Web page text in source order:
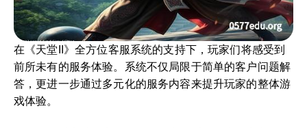
在《天堂II》全方位客服系统的支持下，玩家们将感受到
前所未有的服务体验。系统不仅局限于简单的客户问题解
答，更进一步通过多元化的服务内容来提升玩家的整体游
戏体验。